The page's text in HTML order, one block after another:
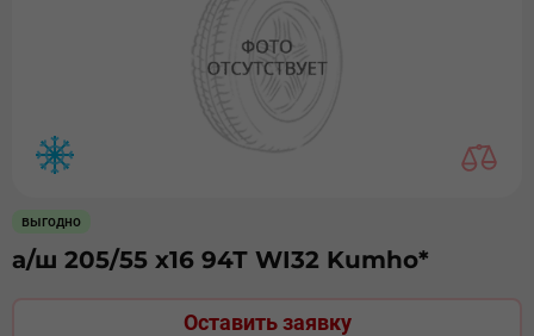
выгодно
а/ш 205/55 х16 94Т WI32 Kumho*
Оставить заявку